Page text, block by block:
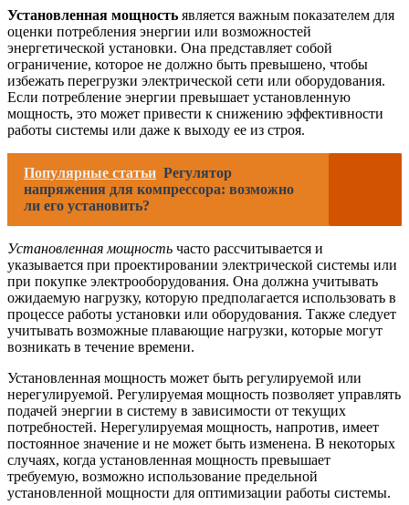
Установленная мощность является важным показателем для
оценки потребления энергии или возможностей
энергетической установки. Она представляет собой
ограничение, которое не должно быть превышено, чтобы
избежать перегрузки электрической сети или оборудования.
Если потребление энергии превышает установленную
мощность, это может привести к снижению эффективности
работы системы или даже к выходу ее из строя.
Популярные статьи Регулятор
напряжения для компрессора: возможно
ли его установить?
Установленная мощность часто рассчитывается и
указывается при проектировании электрической системы или
при покупке электрооборудования. Она должна учитывать
ожидаемую нагрузку, которую предполагается использовать в
процессе работы установки или оборудования. Также следует
учитывать возможные плавающие нагрузки, которые могут
возникать в течение времени.
Установленная мощность может быть регулируемой или
нерегулируемой. Регулируемая мощность позволяет управлять
подачей энергии в систему в зависимости от текущих
потребностей. Нерегулируемая мощность, напротив, имеет
постоянное значение и не может быть изменена. В некоторых
случаях, когда установленная мощность превышает
требуемую, возможно использование предельной
установленной мощности для оптимизации работы системы.